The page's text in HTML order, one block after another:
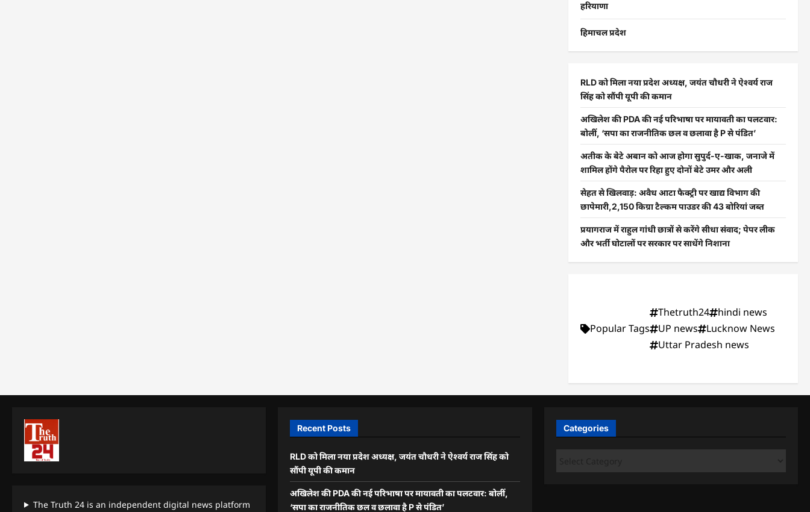
हरियाणा
हिमाचल प्रदेश
RLD को मिला नया प्रदेश अध्यक्ष, जयंत चौधरी ने ऐश्वर्य राज
सिंह को सौंपी यूपी की कमान
अखिलेश की PDA की नई परिभाषा पर मायावती का पलटवार:
बोलीं, ‘सपा का राजनीतिक छल व छलावा है P से पंडित’
अतीक के बेटे अबान को आज होगा सुपुर्द-ए-खाक, जनाजे में
शामिल होंगे पैरोल पर रिहा हुए दोनों बेटे उमर और अली
सेहत से खिलवाड़: अवैध आटा फैक्ट्री पर खाद्य विभाग की
छापेमारी,2,150 किग्रा टैल्कम पाउडर की 43 बोरियां जब्त
प्रयागराज में राहुल गांधी छात्रों से करेंगे सीधा संवाद; पेपर लीक
और भर्ती घोटालों पर सरकार पर साधेंगे निशाना
Popular Tags
Thetruth24
hindi news
UP news
Lucknow News
Uttar Pradesh news
The Truth 24 is an independent digital news platform
Recent Posts
RLD को मिला नया प्रदेश अध्यक्ष, जयंत चौधरी ने ऐश्वर्य राज सिंह को
सौंपी यूपी की कमान
अखिलेश की PDA की नई परिभाषा पर मायावती का पलटवार: बोलीं,
‘सपा का राजनीतिक छल व छलावा है P से पंडित’
Categories